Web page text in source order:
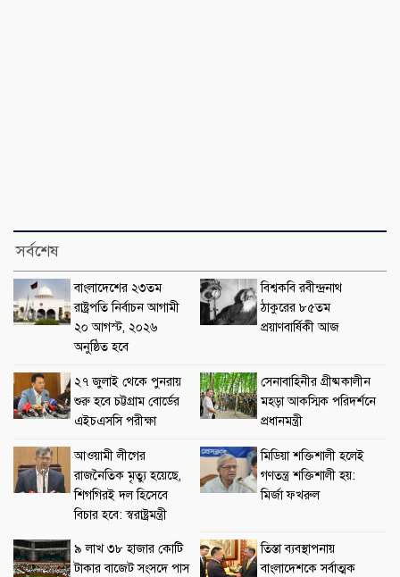
সর্বশেষ
বাংলাদেশের ২৩তম
রাষ্ট্রপতি নির্বাচন আগামী
২০ আগস্ট, ২০২৬
অনুষ্ঠিত হবে
বিশ্বকবি রবীন্দ্রনাথ
ঠাকুরের ৮৫তম
প্রয়াণবার্ষিকী আজ
২৭ জুলাই থেকে পুনরায়
শুরু হবে চট্টগ্রাম বোর্ডের
এইচএসসি পরীক্ষা
সেনাবাহিনীর গ্রীষ্মকালীন
মহড়া আকস্মিক পরিদর্শনে
প্রধানমন্ত্রী
আওয়ামী লীগের
রাজনৈতিক মৃত্যু হয়েছে,
শিগগিরই দল হিসেবে
বিচার হবে: স্বরাষ্ট্রমন্ত্রী
মিডিয়া শক্তিশালী হলেই
গণতন্ত্র শক্তিশালী হয়:
মির্জা ফখরুল
৯ লাখ ৩৮ হাজার কোটি
টাকার বাজেট সংসদে পাস
তিস্তা ব্যবস্থাপনায়
বাংলাদেশকে সর্বাত্মক